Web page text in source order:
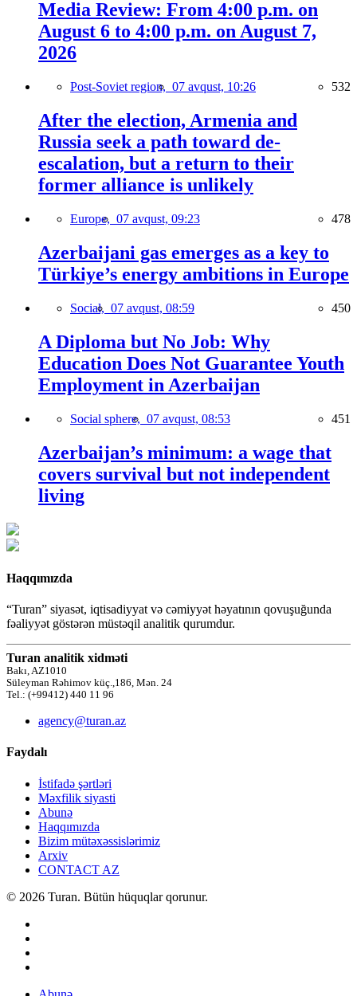
Media Review: From 4:00 p.m. on
August 6 to 4:00 p.m. on August 7,
2026
Post-Soviet region, 07 avqust, 10:26 532
After the election, Armenia and
Russia seek a path toward de-
escalation, but a return to their
former alliance is unlikely
Europe, 07 avqust, 09:23 478
Azerbaijani gas emerges as a key to
Türkiye’s energy ambitions in Europe
Social, 07 avqust, 08:59 450
A Diploma but No Job: Why
Education Does Not Guarantee Youth
Employment in Azerbaijan
Social sphere, 07 avqust, 08:53 451
Azerbaijan’s minimum: a wage that
covers survival but not independent
living
Haqqımızda
“Turan” siyasət, iqtisadiyyat və cəmiyyət həyatının qovuşuğunda
fəaliyyət göstərən müstəqil analitik qurumdur.
Turan analitik xidməti
Bakı, AZ1010
Süleyman Rəhimov küç.,186, Mən. 24
Tel.: (+99412) 440 11 96
agency@turan.az
Faydalı
İstifadə şərtləri
Məxfilik siyasti
Abunə
Haqqımızda
Bizim mütəxəssislərimiz
Arxiv
CONTACT AZ
© 2026 Turan. Bütün hüquqlar qorunur.